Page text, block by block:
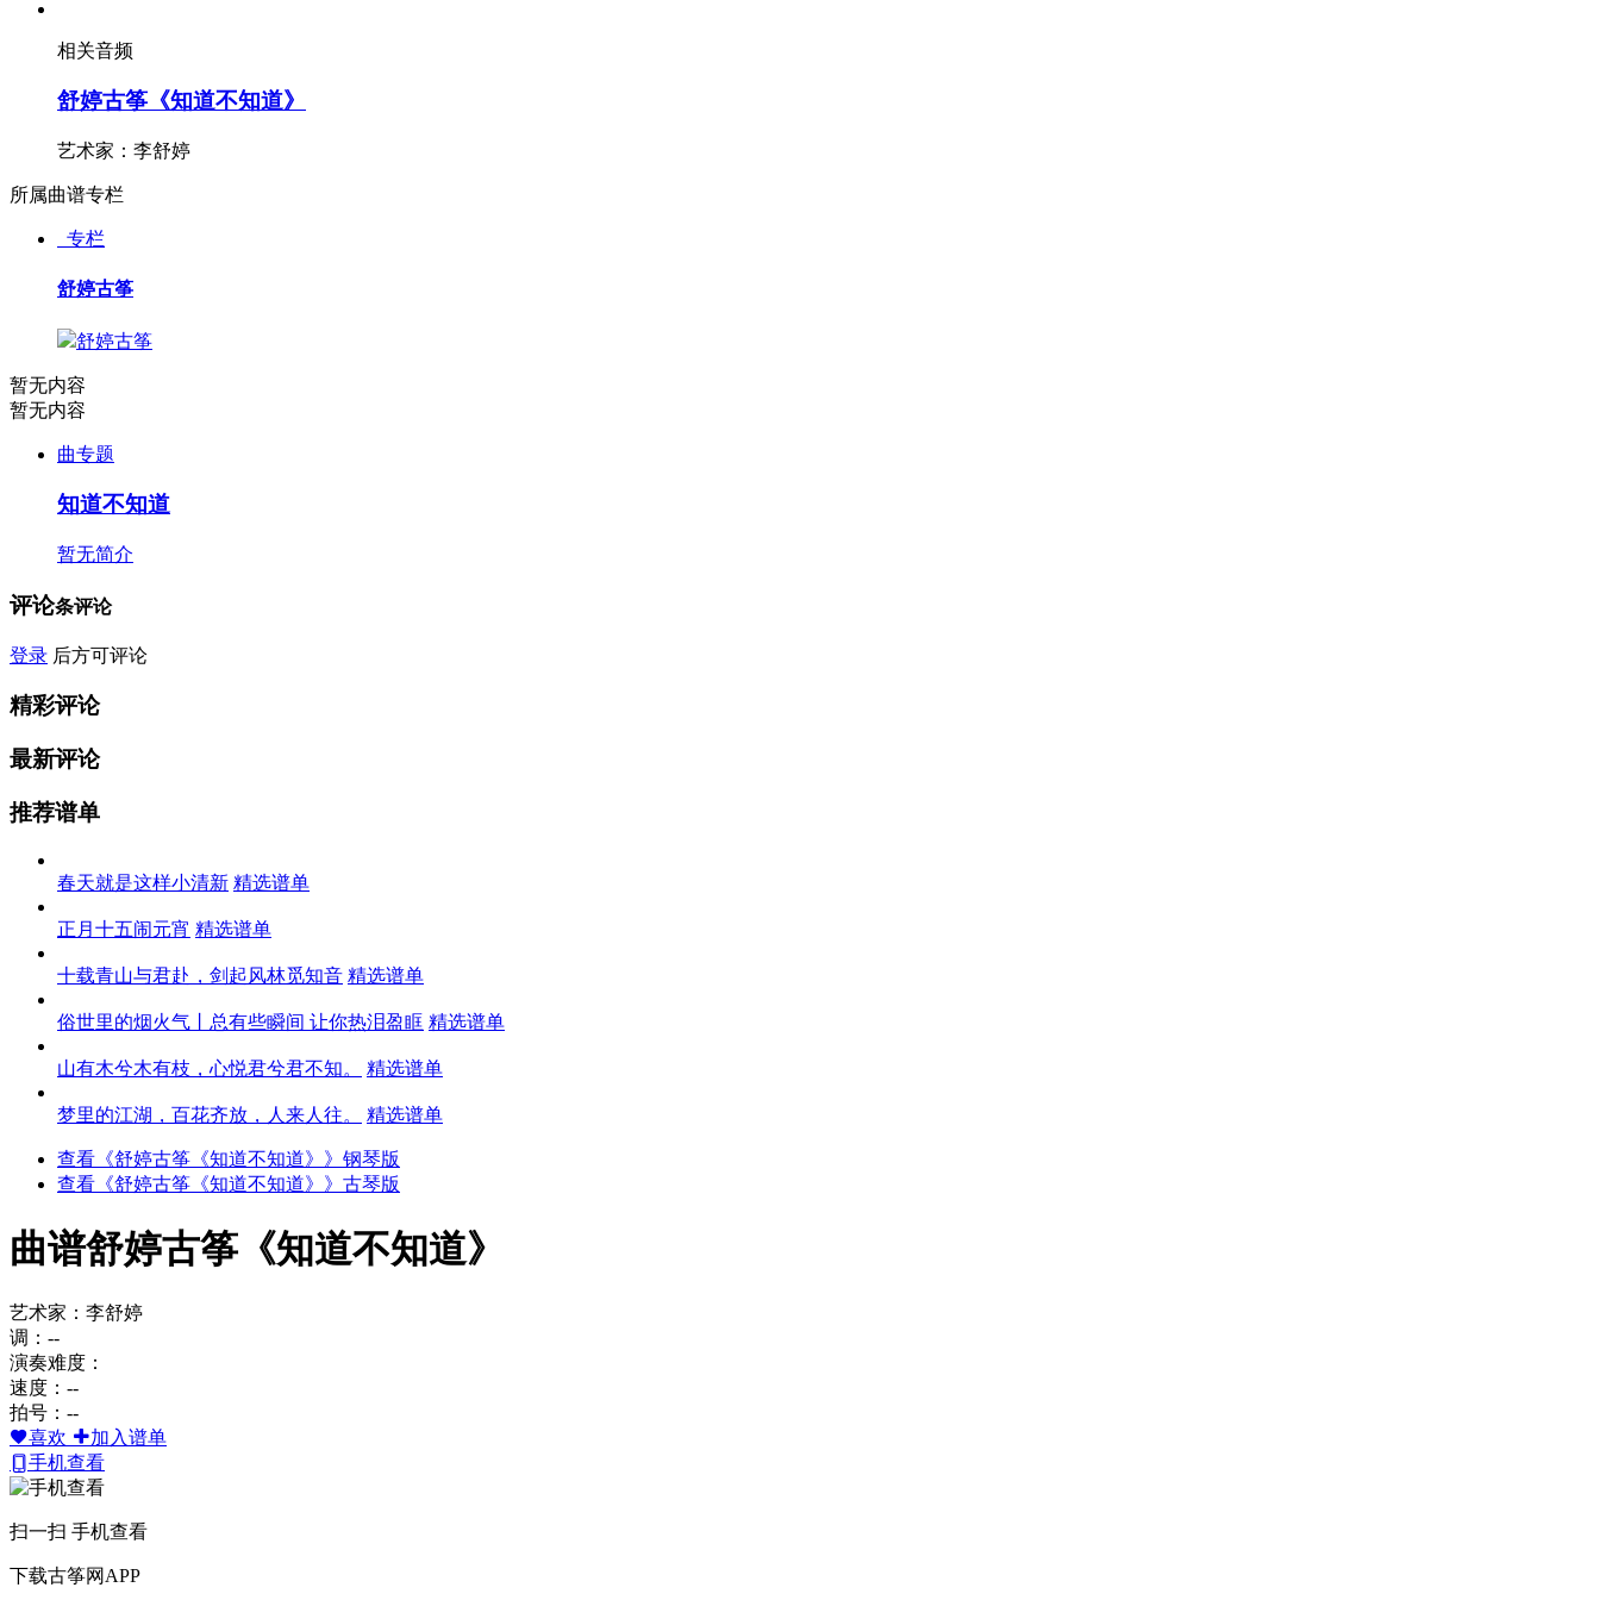
相关音频
舒婷古筝《知道不知道》
艺术家：李舒婷
所属曲谱专栏
专栏
舒婷古筝
舒婷古筝
暂无内容
暂无内容
曲专题
知道不知道
暂无简介
评论条评论
登录 后方可评论
精彩评论
最新评论
推荐谱单
春天就是这样小清新 精选谱单
正月十五闹元宵 精选谱单
十载青山与君赴，剑起风林觅知音 精选谱单
俗世里的烟火气丨总有些瞬间 让你热泪盈眶 精选谱单
山有木兮木有枝，心悦君兮君不知。 精选谱单
梦里的江湖，百花齐放，人来人往。 精选谱单
查看《舒婷古筝《知道不知道》》钢琴版
查看《舒婷古筝《知道不知道》》古琴版
曲谱舒婷古筝《知道不知道》
艺术家：李舒婷
调：--
演奏难度：
速度：--
拍号：--
喜欢
加入谱单
手机查看
扫一扫 手机查看
下载古筝网APP